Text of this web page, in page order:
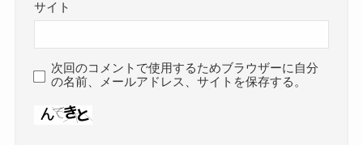
サイト
次回のコメントで使用するためブラウザーに自分
の名前、メールアドレス、サイトを保存する。